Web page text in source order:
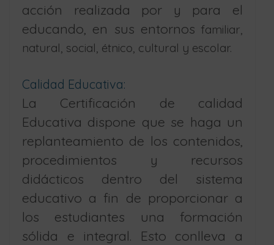
acción realizada por y para el
educando, en sus entornos familiar,
natural, social, étnico, cultural y escolar.
Calidad Educativa:
La Certificación de calidad
Educativa dispone que se haga un
replanteamiento de los contenidos,
procedimientos y recursos
didácticos dentro del sistema
educativo a fin de proporcionar a
los estudiantes una formación
sólida e integral. Esto conlleva a